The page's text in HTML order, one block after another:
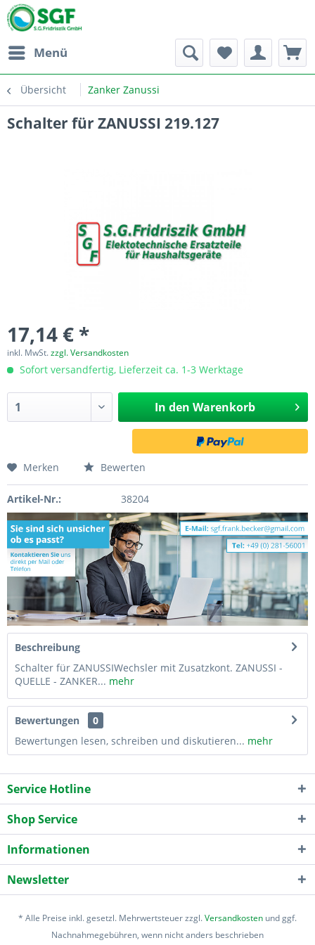
Menü
Übersicht Zanker Zanussi
Schalter für ZANUSSI 219.127
17,14 € *
inkl. MwSt.zzgl. Versandkosten
Sofort versandfertig, Lieferzeit ca. 1-3 Werktage
In den Warenkorb
Merken Bewerten
Artikel-Nr.: 38204
Beschreibung
Schalter für ZANUSSIWechsler mit Zusatzkont. ZANUSSI -
QUELLE - ZANKER... mehr
Bewertungen
0
Bewertungen lesen, schreiben und diskutieren... mehr
Service Hotline
Shop Service
Informationen
Newsletter
* Alle Preise inkl. gesetzl. Mehrwertsteuer zzgl.Versandkosten und ggf.
Nachnahmegebühren, wenn nicht anders beschrieben